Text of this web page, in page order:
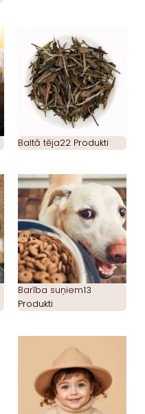
Baltā tēja22 Produkti
Barība suņiem13
Produkti